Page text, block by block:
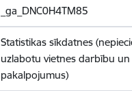
_ga_DNC0H4TM85
Statistikas sīkdatnes
uzlabotu vietnes darbību un
pakalpojumus)